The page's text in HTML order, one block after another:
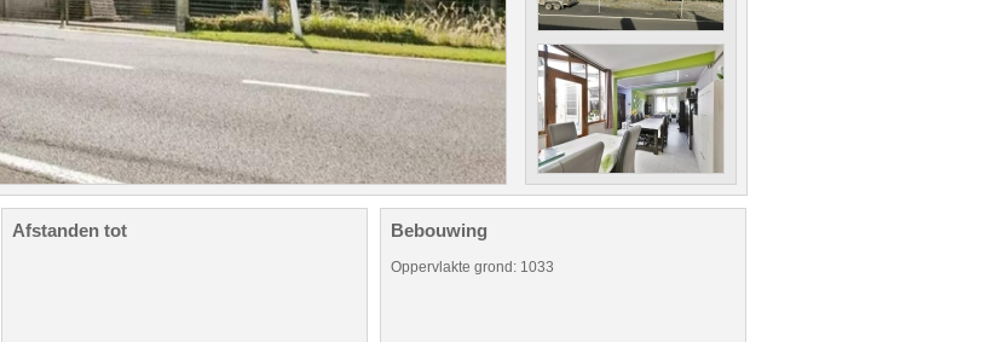
Afstanden tot Bebouwing
Oppervlakte grond: 1033